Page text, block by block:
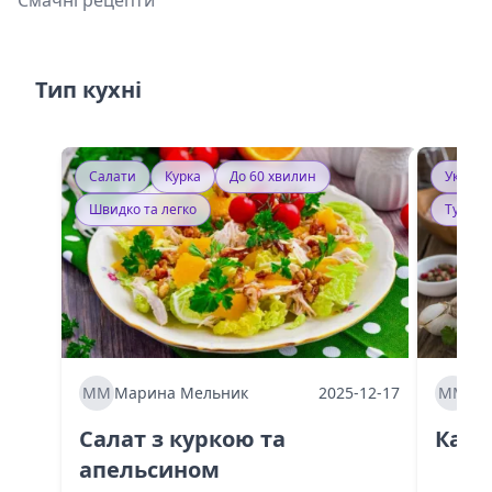
Тип кухні
Салати Курка
До 60 хвилин
Швидко та легко
ММ Марина Мельник 2025-12-17
Салат з куркою та
апельсином
ММ